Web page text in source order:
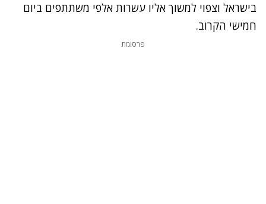
בישראל וצפוי למשוך אליו עשרות אלפי משתתפים ביום
חמישי הקרוב.
פרסומת